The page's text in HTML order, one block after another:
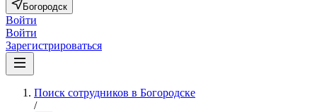
Богородск
Войти
Войти
Зарегистрироваться
Поиск сотрудников в Богородске
/